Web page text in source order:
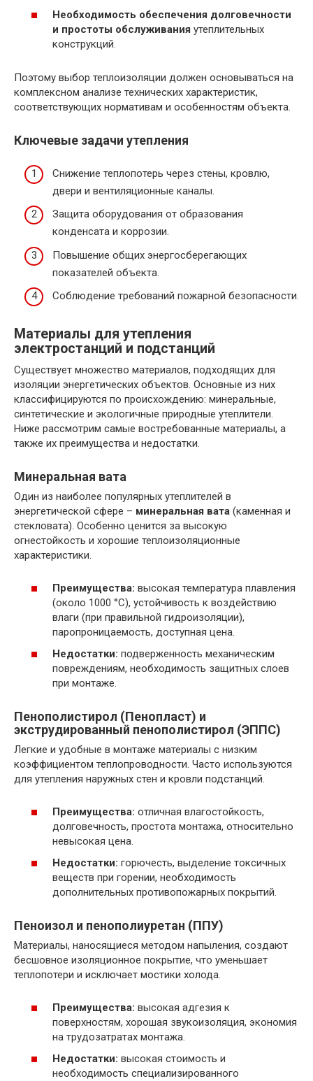
Необходимость обеспечения долговечности
и простоты обслуживания утеплительных
конструкций.
Поэтому выбор теплоизоляции должен основываться на
комплексном анализе технических характеристик,
соответствующих нормативам и особенностям объекта.
Ключевые задачи утепления
Снижение теплопотерь через стены, кровлю,
двери и вентиляционные каналы.
Защита оборудования от образования
конденсата и коррозии.
Повышение общих энергосберегающих
показателей объекта.
Соблюдение требований пожарной безопасности.
Материалы для утепления
электростанций и подстанций
Существует множество материалов, подходящих для
изоляции энергетических объектов. Основные из них
классифицируются по происхождению: минеральные,
синтетические и экологичные природные утеплители.
Ниже рассмотрим самые востребованные материалы, а
также их преимущества и недостатки.
Минеральная вата
Один из наиболее популярных утеплителей в
энергетической сфере – минеральная вата (каменная и
стекловата). Особенно ценится за высокую
огнестойкость и хорошие теплоизоляционные
характеристики.
Преимущества: высокая температура плавления
(около 1000 °C), устойчивость к воздействию
влаги (при правильной гидроизоляции),
паропроницаемость, доступная цена.
Недостатки: подверженность механическим
повреждениям, необходимость защитных слоев
при монтаже.
Пенополистирол (Пенопласт) и
экструдированный пенополистирол (ЭППС)
Легкие и удобные в монтаже материалы с низким
коэффициентом теплопроводности. Часто используются
для утепления наружных стен и кровли подстанций.
Преимущества: отличная влагостойкость,
долговечность, простота монтажа, относительно
невысокая цена.
Недостатки: горючесть, выделение токсичных
веществ при горении, необходимость
дополнительных противопожарных покрытий.
Пеноизол и пенополиуретан (ППУ)
Материалы, наносящиеся методом напыления, создают
бесшовное изоляционное покрытие, что уменьшает
теплопотери и исключает мостики холода.
Преимущества: высокая адгезия к
поверхностям, хорошая звукоизоляция, экономия
на трудозатратах монтажа.
Недостатки: высокая стоимость и
необходимость специализированного